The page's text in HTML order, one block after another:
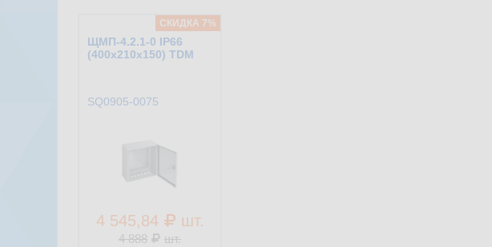
ЩМП-4.2.1-0 IP66
(400х210х150) TDM
SQ0905-0075
4 545,84 шт.
4 888 шт.
CКИДКА 7%